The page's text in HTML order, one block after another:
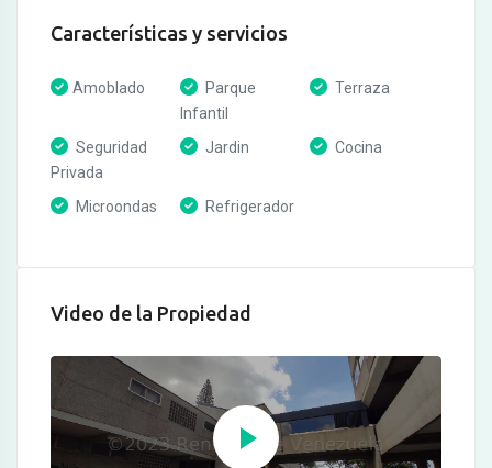
Características y servicios
Amoblado
Parque
Infantil
Terraza
Seguridad
Privada
Jardin Cocina
Microondas Refrigerador
Video de la Propiedad